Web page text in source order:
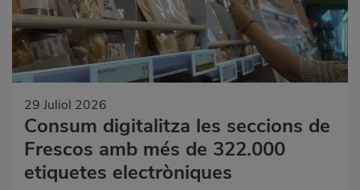
29 Juliol 2026
Consum digitalitza les seccions de
Frescos amb més de 322.000
etiquetes electròniques